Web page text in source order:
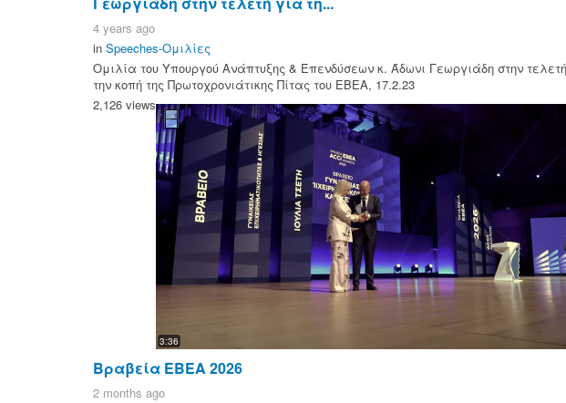
4 years ago
in Speeches-Ομιλίες
Ομιλία του Υπουργού Ανάπτυξης & Επενδύσεων κ. Άδωνι Γεωργιάδη στην
την κοπή της Πρωτοχρονιάτικης Πίτας του ΕΒΕΑ, 17.2.23
2,126 views
3:36
Βραβεία ΕΒΕΑ 2026
2 months ago